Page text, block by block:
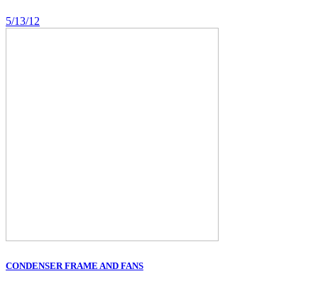
5/13/12
CONDENSER FRAME AND FANS